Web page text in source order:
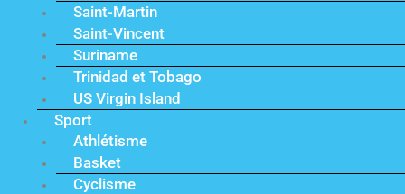
Saint-Martin
Saint-Vincent
Suriname
Trinidad et Tobago
US Virgin Island
Sport
Athlétisme
Basket
Cyclisme